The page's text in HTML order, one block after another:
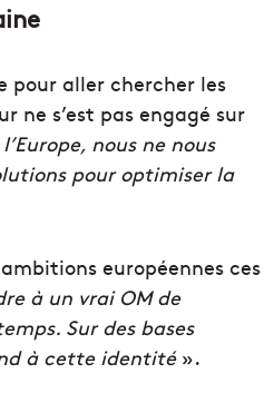
pour aller chercher les
ne s’est pas engagé sur
nous ne nous
pour optimiser la
européennes ces
à un vrai OM de
Sur des bases
à cette identité».